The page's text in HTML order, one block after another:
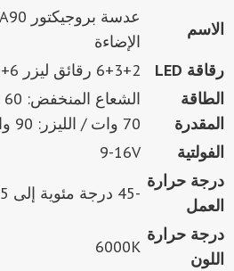
الاسم
الإضاءة
رقاقة LED
6+3+2 رقائق ليزر 6+3+2
الطاقة
المقدرة
70 وات / الليزر: 90 وات
الفولتية
9-16V
درجة حرارة
العمل
-45 درجة مئوية إلى 85 درجة مئوية
درجة حرارة
اللون
6000K